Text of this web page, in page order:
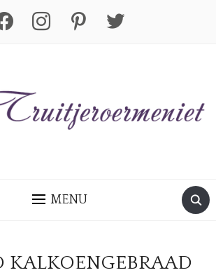
instagram pinterest twitter
MENU
KALKOENGEBRAAD